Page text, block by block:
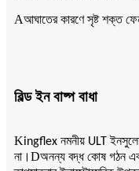
Aআঘাতের কারণে সৃষ্ট শক্ত
বিল্ড ইন বাষ্প বাধা
Kingflex নমনীয় ULT
না। Dঅনন্য বদ্ধ কোষ গঠন